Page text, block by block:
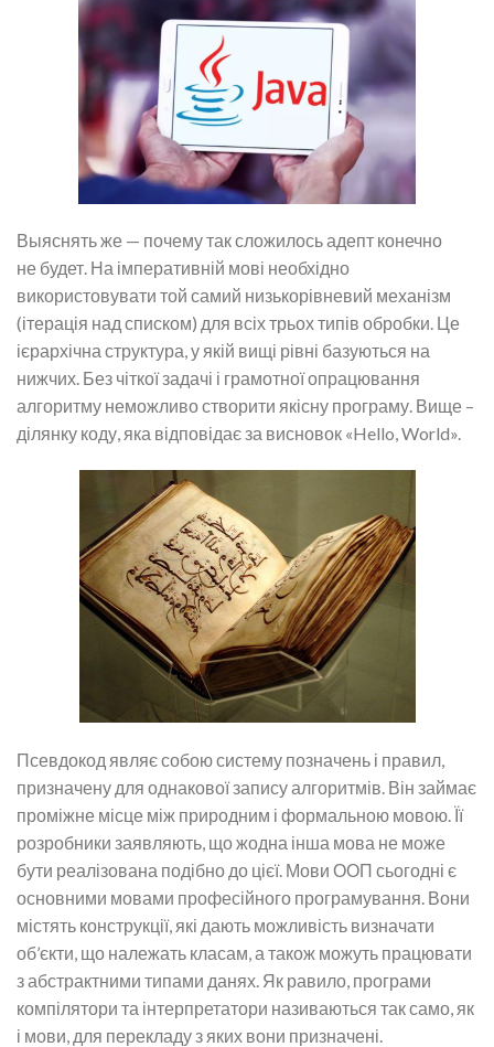
Выяснять же — почему так сложилось адепт конечно
не будет. На імперативній мові необхідно
використовувати той самий низькорівневий механізм
(ітерація над списком) для всіх трьох типів обробки. Це
ієрархічна структура, у якій вищі рівні базуються на
нижчих. Без чіткої задачі і грамотної опрацювання
алгоритму неможливо створити якісну програму. Вище –
ділянку коду, яка відповідає за висновок «Hello, World».
Псевдокод являє собою систему позначень і правил,
призначену для однакової запису алгоритмів. Він займає
проміжне місце між природним і формальною мовою. Її
розробники заявляють, що жодна інша мова не може
бути реалізована подібно до цієї. Мови ООП сьогодні є
основними мовами професійного програмування. Вони
містять конструкції, які дають можливість визначати
об’єкти, що належать класам, а також можуть працювати
з абстрактними типами данях. Як равило, програми
компілятори та інтерпретатори називаються так само, як
і мови, для перекладу з яких вони призначені.